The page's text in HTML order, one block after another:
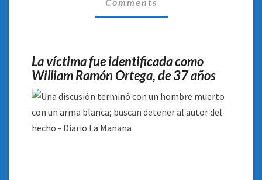
AL
AUTOR
HECHO
La víctima fue identificada como
William Ramón Ortega, de 37 años